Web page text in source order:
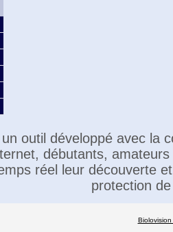
outil développé avec la
débutants,
réel leur découverte
protection
Biolovision